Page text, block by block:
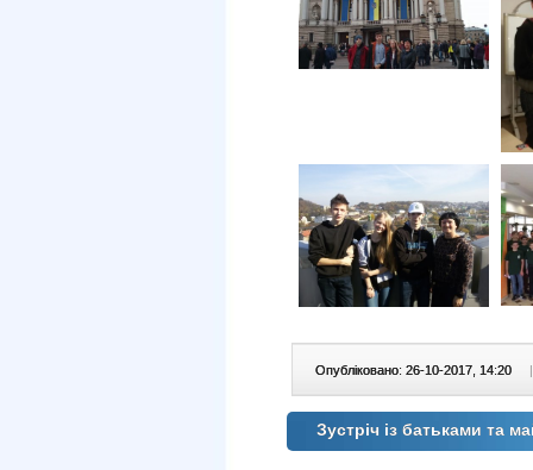
Опубліковано: 26-10-2017, 14:20 |
Зустріч із батьками та